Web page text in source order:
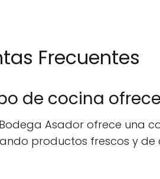
Frecuentes
de cocina
Asador ofrece una
productos frescos y